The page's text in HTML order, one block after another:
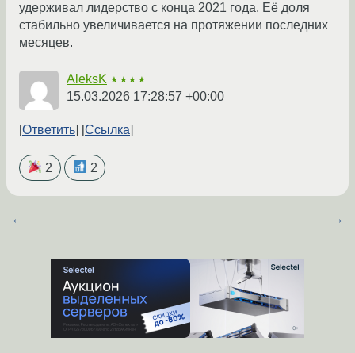
удерживал лидерство с конца 2021 года. Её доля
стабильно увеличивается на протяжении последних
месяцев.
AleksK ★★★★
15.03.2026 17:28:57 +00:00
Ответить Ссылка
2 2
← →